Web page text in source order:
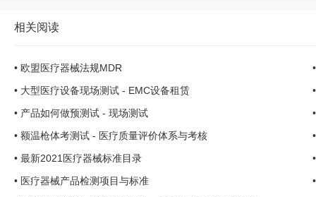
相关阅读
• 欧盟医疗器械法规MDR
• 大型医疗设备现场测试 - EMC设备租赁
• 产品如何做预测试 - 现场测试
• 额温枪体考测试 - 医疗质量评价体系与考核
• 最新2021医疗器械标准目录
• 医疗器械产品检测项目与标准